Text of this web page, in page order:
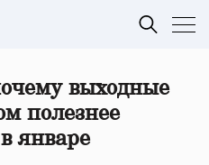
выходные
полезнее
январе